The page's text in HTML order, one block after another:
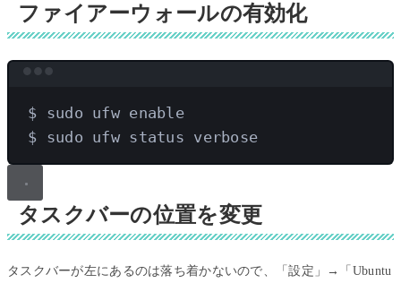
ファイアーウォールの有効化
$ sudo ufw enable
$ sudo ufw status verbose
タスクバーの位置を変更
タスクバーが左にあるのは落ち着かないので、「設定」→「Ubuntu